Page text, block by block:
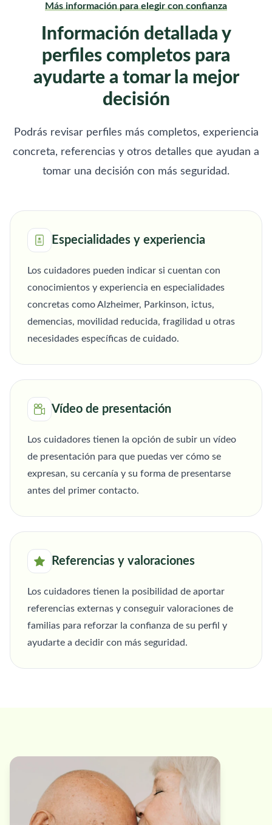
Más información para elegir con confianza
Información detallada y
perfiles completos para
ayudarte a tomar la mejor
decisión
Podrás revisar perfiles más completos, experiencia
concreta, referencias y otros detalles que ayudan a
tomar una decisión con más seguridad.
Especialidades y experiencia
Los cuidadores pueden indicar si cuentan con
conocimientos y experiencia en especialidades
concretas como Alzheimer, Parkinson, ictus,
demencias, movilidad reducida, fragilidad u otras
necesidades específicas de cuidado.
Vídeo de presentación
Los cuidadores tienen la opción de subir un vídeo
de presentación para que puedas ver cómo se
expresan, su cercanía y su forma de presentarse
antes del primer contacto.
Referencias y valoraciones
Los cuidadores tienen la posibilidad de aportar
referencias externas y conseguir valoraciones de
familias para reforzar la confianza de su perfil y
ayudarte a decidir con más seguridad.